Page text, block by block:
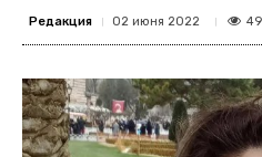
Редакция 02 июня 2022